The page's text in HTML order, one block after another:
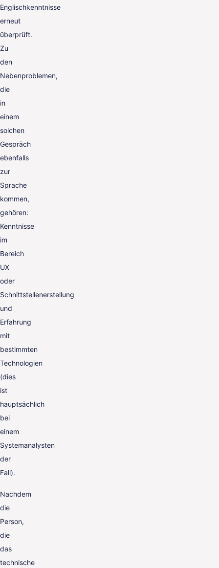
Englischkenntnisse
erneut
überprüft.
Zu
den
Nebenproblemen,
die
in
einem
solchen
Gespräch
ebenfalls
zur
Sprache
kommen,
gehören:
Kenntnisse
im
Bereich
UX
oder
Schnittstellenerstellung
und
Erfahrung
mit
bestimmten
Technologien
(dies
ist
hauptsächlich
bei
einem
Systemanalysten
der
Fall).
Nachdem
die
Person,
die
das
technische